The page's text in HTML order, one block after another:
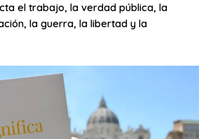
el trabajo, la verdad pública, la
la guerra, la libertad y la